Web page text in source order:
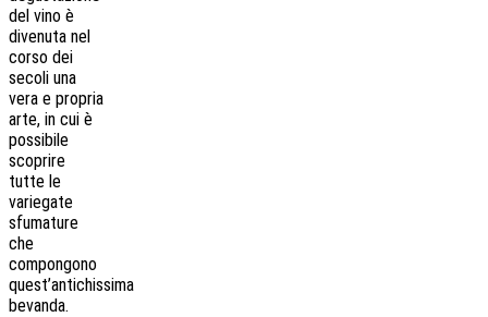
del vino è
divenuta nel
corso dei
secoli una
vera e propria
arte, in cui è
possibile
scoprire
tutte le
variegate
sfumature
che
compongono
quest’antichissima
bevanda.